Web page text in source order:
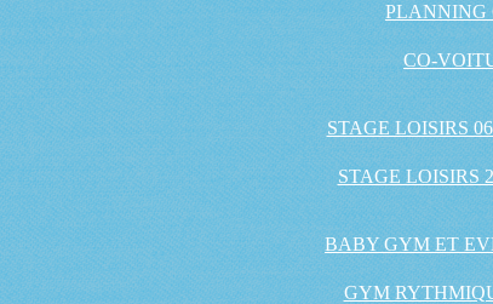
PLANNING
CO-
STAGE LOISIRS
STAGE LOISIRS
BABY GYM ET
GYM